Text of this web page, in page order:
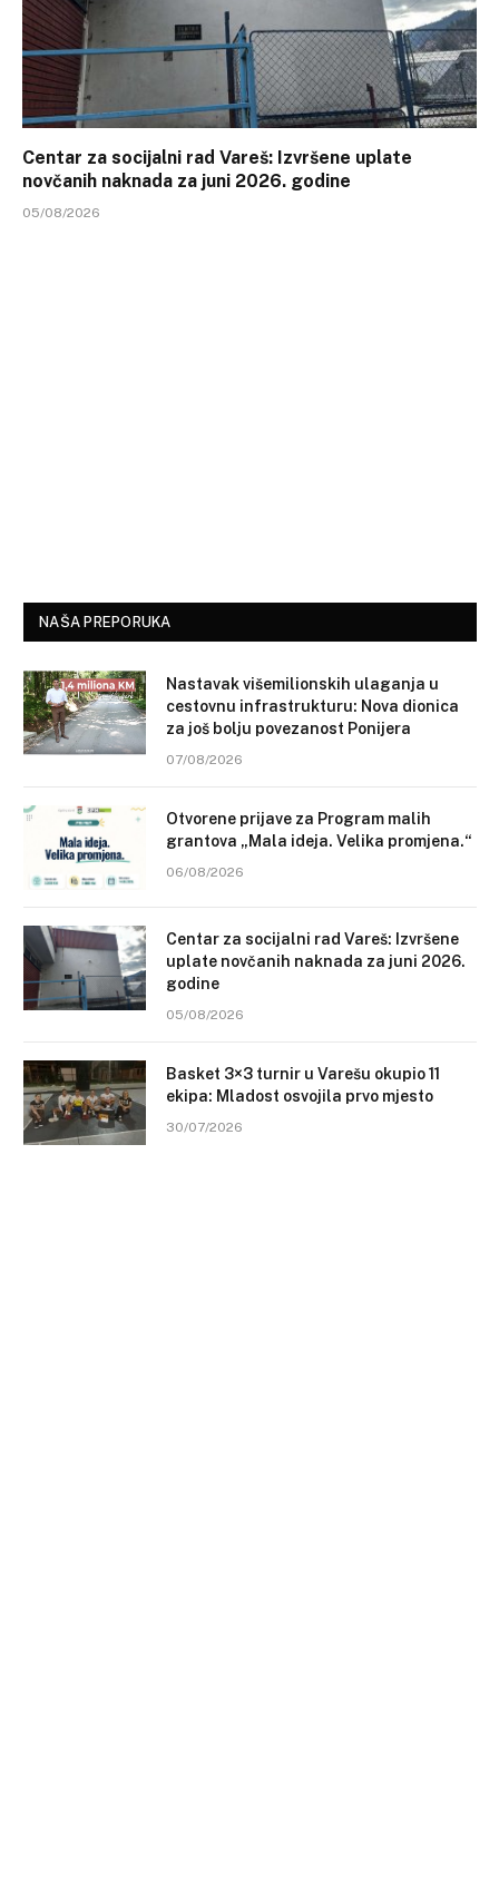
Centar za socijalni rad Vareš: Izvršene uplate
novčanih naknada za juni 2026. godine
05/08/2026
NAŠA PREPORUKA
Nastavak višemilionskih ulaganja u
cestovnu infrastrukturu: Nova dionica
za još bolju povezanost Ponijera
07/08/2026
Otvorene prijave za Program malih
grantova „Mala ideja. Velika promjena.“
06/08/2026
Centar za socijalni rad Vareš: Izvršene
uplate novčanih naknada za juni 2026.
godine
05/08/2026
Basket 3×3 turnir u Varešu okupio 11
ekipa: Mladost osvojila prvo mjesto
30/07/2026